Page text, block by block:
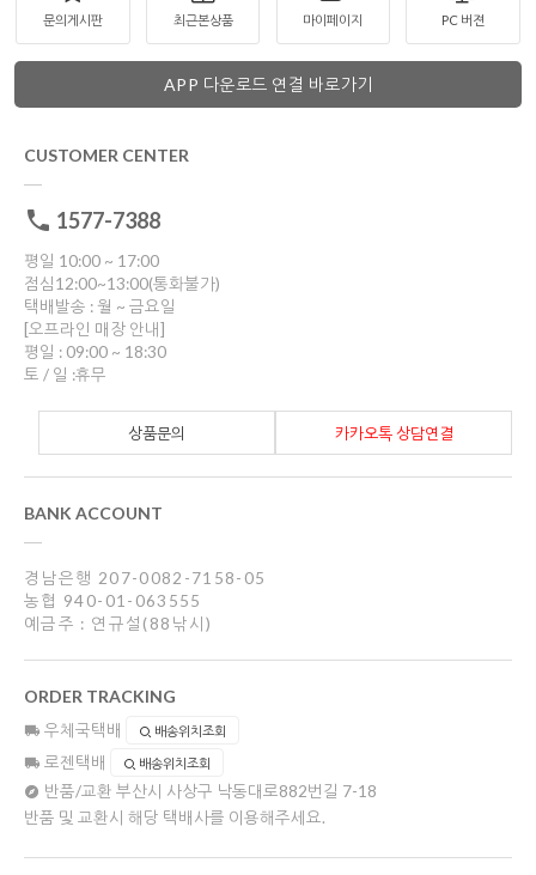
문의게시판 최근본상품 마이페이지 PC 버젼
APP 다운로드 연결 바로가기
CUSTOMER CENTER
1577-7388
평일 10:00 ~ 17:00
점심12:00~13:00(통화불가)
택배발송 : 월 ~ 금요일
[오프라인 매장 안내]
평일 : 09:00 ~ 18:30
토 / 일 :휴무
카카오톡 상담연결
상품문의
BANK ACCOUNT
경남은행 207-0082-7158-05
농협 940-01-063555
예금주 : 연규설(88낚시)
ORDER TRACKING
우체국택배 배송위치조회
로젠택배 배송위치조회
반품/교환 부산시 사상구 낙동대로882번길 7-18
반품 및 교환시 해당 택배사를 이용해주세요.